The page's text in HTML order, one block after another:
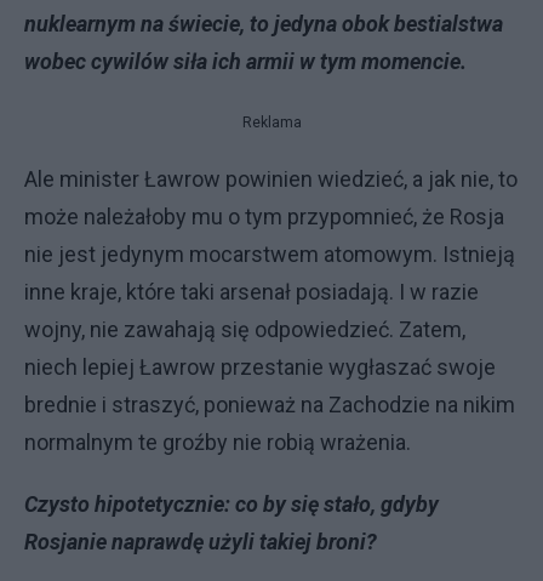
nuklearnym na świecie, to jedyna obok bestialstwa
wobec cywilów siła ich armii w tym momencie.
Reklama
Ale minister Ławrow powinien wiedzieć, a jak nie, to
może należałoby mu o tym przypomnieć, że Rosja
nie jest jedynym mocarstwem atomowym. Istnieją
inne kraje, które taki arsenał posiadają. I w razie
wojny, nie zawahają się odpowiedzieć. Zatem,
niech lepiej Ławrow przestanie wygłaszać swoje
brednie i straszyć, ponieważ na Zachodzie na nikim
normalnym te groźby nie robią wrażenia.
Czysto hipotetycznie: co by się stało, gdyby
Rosjanie naprawdę użyli takiej broni?